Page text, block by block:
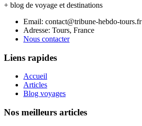
+ blog de voyage et destinations
Email: contact@tribune-hebdo-tours.fr
Adresse: Tours, France
Nous contacter
Liens rapides
Accueil
Articles
Blog voyages
Nos meilleurs articles